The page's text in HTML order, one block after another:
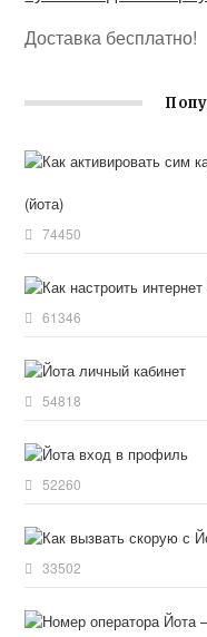
Доставка бесплатно!
(йота)
74450
61346
54818
52260
33502